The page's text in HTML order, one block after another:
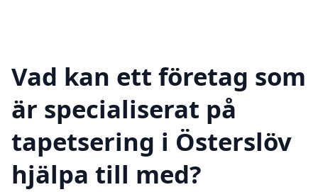
Vad kan ett företag som
är specialiserat på
tapetsering i Österslöv
hjälpa till med?